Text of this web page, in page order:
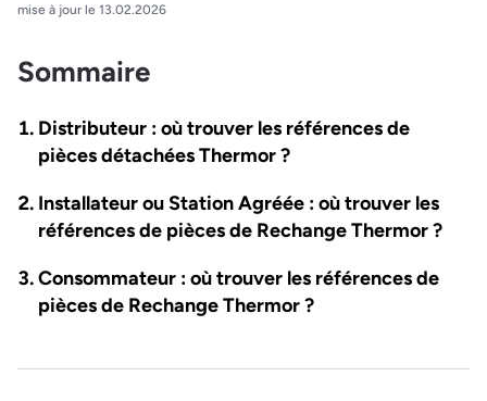
mise à jour le 13.02.2026
Sommaire
Distributeur : où trouver les références de
pièces détachées Thermor ?
Installateur ou Station Agréée : où trouver les
références de pièces de Rechange Thermor ?
Consommateur : où trouver les références de
pièces de Rechange Thermor ?